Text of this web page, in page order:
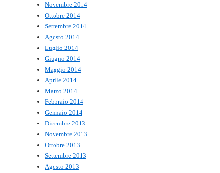
Novembre 2014
Ottobre 2014
Settembre 2014
Agosto 2014
Luglio 2014
Giugno 2014
Maggio 2014
Aprile 2014
Marzo 2014
Febbraio 2014
Gennaio 2014
Dicembre 2013
Novembre 2013
Ottobre 2013
Settembre 2013
Agosto 2013